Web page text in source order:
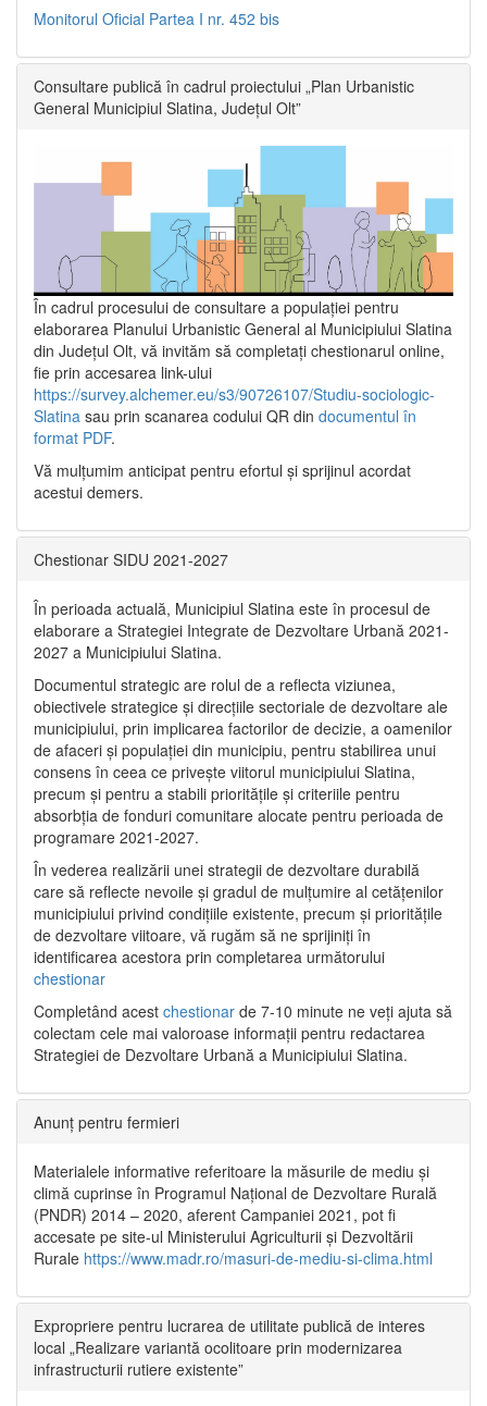
Monitorul Oficial Partea I nr. 452 bis
Consultare publică în cadrul proiectului „Plan Urbanistic
General Municipiul Slatina, Județul Olt”
În cadrul procesului de consultare a populaţiei pentru
elaborarea Planului Urbanistic General al Municipiului Slatina
din Județul Olt, vă invităm să completați chestionarul online,
fie prin accesarea link-ului
https://survey.alchemer.eu/s3/90726107/Studiu-sociologic-
Slatina sau prin scanarea codului QR din documentul în
format PDF.
Vă mulţumim anticipat pentru efortul şi sprijinul acordat
acestui demers.
Chestionar SIDU 2021-2027
În perioada actuală, Municipiul Slatina este în procesul de
elaborare a Strategiei Integrate de Dezvoltare Urbană 2021‐
2027 a Municipiului Slatina.
Documentul strategic are rolul de a reflecta viziunea,
obiectivele strategice și direcțiile sectoriale de dezvoltare ale
municipiului, prin implicarea factorilor de decizie, a oamenilor
de afaceri și populației din municipiu, pentru stabilirea unui
consens în ceea ce privește viitorul municipiului Slatina,
precum și pentru a stabili prioritățile și criteriile pentru
absorbția de fonduri comunitare alocate pentru perioada de
programare 2021-2027.
În vederea realizării unei strategii de dezvoltare durabilă
care să reflecte nevoile și gradul de mulțumire al cetățenilor
municipiului privind condițiile existente, precum și prioritățile
de dezvoltare viitoare, vă rugăm să ne sprijiniți în
identificarea acestora prin completarea următorului
chestionar
Completând acest chestionar de 7-10 minute ne veți ajuta să
colectam cele mai valoroase informații pentru redactarea
Strategiei de Dezvoltare Urbană a Municipiului Slatina.
Anunț pentru fermieri
Materialele informative referitoare la măsurile de mediu și
climă cuprinse în Programul Național de Dezvoltare Rurală
(PNDR) 2014 – 2020, aferent Campaniei 2021, pot fi
accesate pe site-ul Ministerului Agriculturii și Dezvoltării
Rurale https://www.madr.ro/masuri-de-mediu-si-clima.html
Expropriere pentru lucrarea de utilitate publică de interes
local „Realizare variantă ocolitoare prin modernizarea
infrastructurii rutiere existente”